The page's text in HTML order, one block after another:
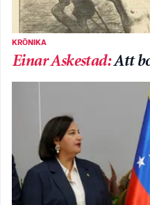
KRÖNIKA
Einar Askestad:Att